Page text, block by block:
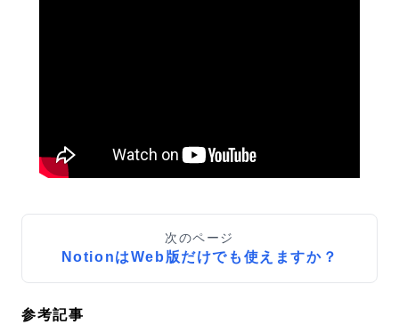
次のページ
NotionはWeb版だけでも使えますか？
参考記事